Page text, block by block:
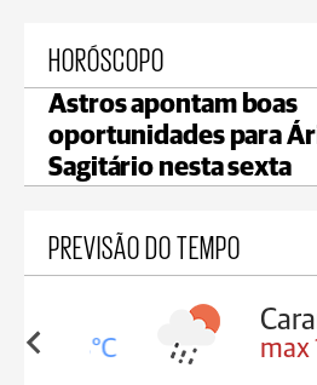
HORÓSCOPO
Astros apontam boas
oportunidades para
Sagitário nesta sexta
PREVISÃO DO TEMPO
18°C max